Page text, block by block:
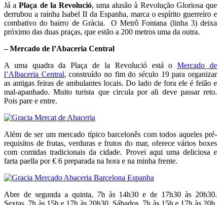
Já aPlaça de la Revolució, uma alusão à Revolução Gloriosa que
derrubou a rainha Isabel II da Espanha, marca o espírito guerreiro e
combativo do bairro de Gràcia. O Metrô Fontana (linha 3) deixa
próximo das duas praças, que estão a 200 metros uma da outra.
– Mercado de l’Abaceria Central
A uma quadra da Plaça de la Revolució está oMercado de
l’Albaceria Central, construído no fim do século 19 para organizar
as antigas feiras de ambulantes locais. Do lado de fora ele é feião e
mal-apanhado. Muito turista que circula por ali deve passar reto.
Pois pare e entre.
Além de ser um mercado típico barcelonês com todos aqueles pré-
requisitos de frutas, verduras e frutos do mar, oferece vários boxes
com comidas tradicionais da cidade. Provei aqui uma deliciosa e
farta paella por € 6 preparada na hora e na minha frente.
Abre de segunda a quinta, 7h às 14h30 e de 17h30 às 20h30.
Sextas, 7h às 15h e 17h às 20h30. Sábados, 7h às 15h e 17h às 20h.